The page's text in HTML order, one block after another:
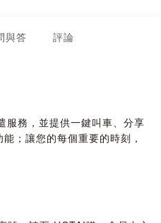
與答 評論
服務，並提供一鍵叫車、分享
；讓您的每個重要的時刻，